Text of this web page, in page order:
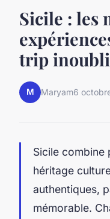
Sicile : les
trip
M Maryam6
Sicile combine
héritage
authentiques,
mémorable.